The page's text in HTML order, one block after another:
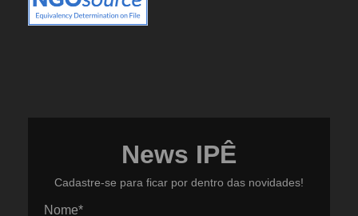
News IPÊ
Cadastre-se para ficar por dentro das novidades!
Nome*